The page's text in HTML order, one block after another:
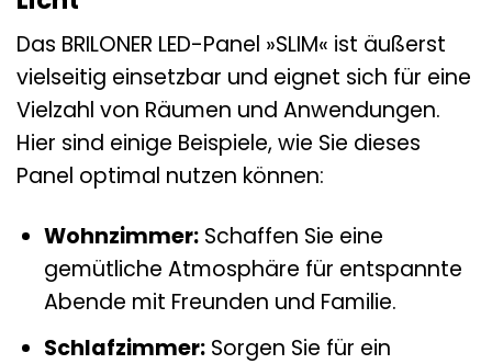
Das BRILONER LED-Panel »SLIM« ist äußerst
vielseitig einsetzbar und eignet sich für eine
Vielzahl von Räumen und Anwendungen.
Hier sind einige Beispiele, wie Sie dieses
Panel optimal nutzen können:
Wohnzimmer:Schaffen Sie eine
gemütliche Atmosphäre für entspannte
Abende mit Freunden und Familie.
Schlafzimmer:Sorgen Sie für ein